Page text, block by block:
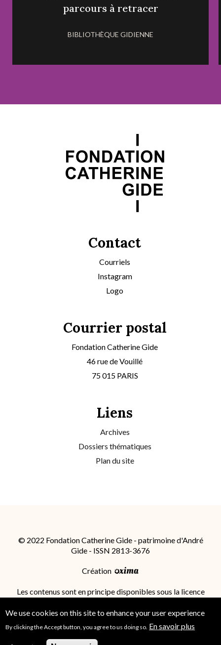
parcours à retracer
BIBLIOTHÈQUE GIDIENNE
Contact
Courriels
Instagram
Logo
Courrier postal
Fondation Catherine Gide
46 rue de Vouillé
75 015 PARIS
Liens
Archives
Dossiers thématiques
Plan du site
© 2022 Fondation Catherine Gide - patrimoine d'André
Gide - ISSN 2813-3676
Création
Les contenus sont en principe disponibles sous la licence
International (CC BY-SA 4.0); des conditions
supplémentaires peuvent s'appliquer.
We use cookies on this site to enhance your user experience
By clicking the Accept button, you agree to us doing so. En savoir plus